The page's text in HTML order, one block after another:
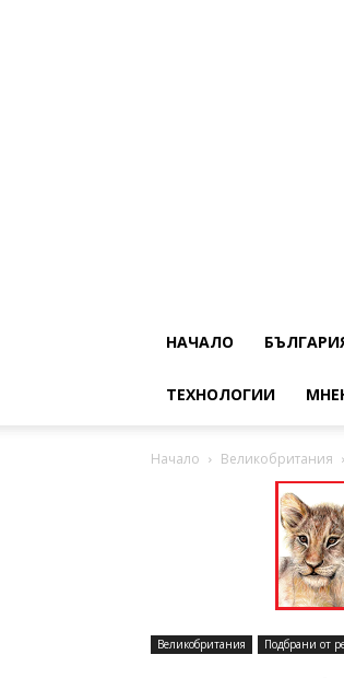
НАЧАЛО
ТЕХНОЛОГИИ
Начало Великобритания
Великобритания Подбрани от